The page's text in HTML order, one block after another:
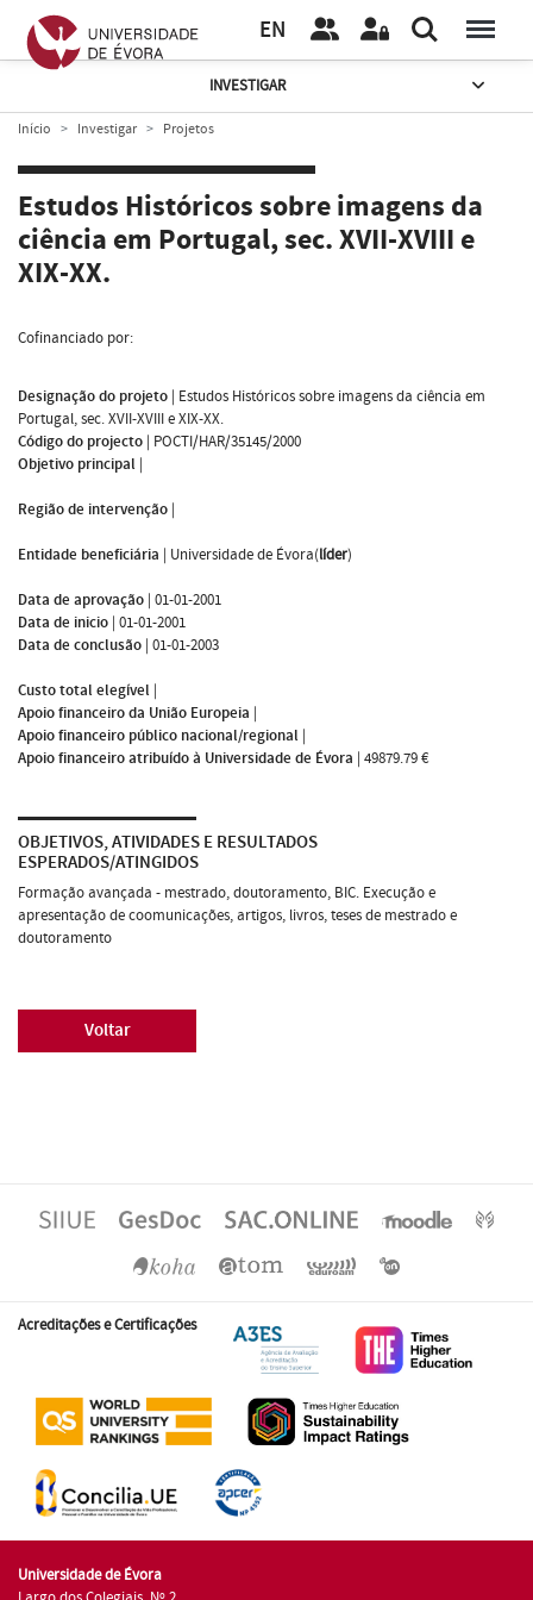
EN
INVESTIGAR
Início Investigar Projetos
Estudos Históricos sobre imagens da
ciência em Portugal, sec. XVII-XVIII e
XIX-XX.
Cofinanciado por:
Designação do projeto | Estudos Históricos sobre imagens da ciência em
Portugal, sec. XVII-XVIII e XIX-XX.
Código do projecto | POCTI/HAR/35145/2000
Objetivo principal |
Região de intervenção |
Entidade beneficiária | Universidade de Évora(líder)
Data de aprovação | 01-01-2001
Data de inicio | 01-01-2001
Data de conclusão | 01-01-2003
Custo total elegível |
Apoio financeiro da União Europeia |
Apoio financeiro público nacional/regional |
Apoio financeiro atribuído à Universidade de Évora | 49879.79 €
OBJETIVOS, ATIVIDADES E RESULTADOS
ESPERADOS/ATINGIDOS
Formação avançada - mestrado, doutoramento, BIC. Execução e
apresentação de coomunicações, artigos, livros, teses de mestrado e
doutoramento
Voltar
Acreditações e Certificações
Universidade de Évora